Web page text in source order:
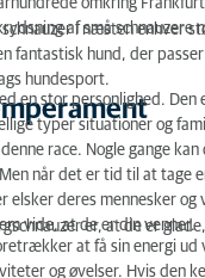
omkring
af små schnauzere
i næsten enhver
fantastisk hund, der
hundesport.
en stor personlighed.
typer situationer og
race. Nogle gange
når det er tid til at
elsker deres mennesker
vide, at de er din venner.
er, at de er
at få sin energi
og øvelser. Hvis den